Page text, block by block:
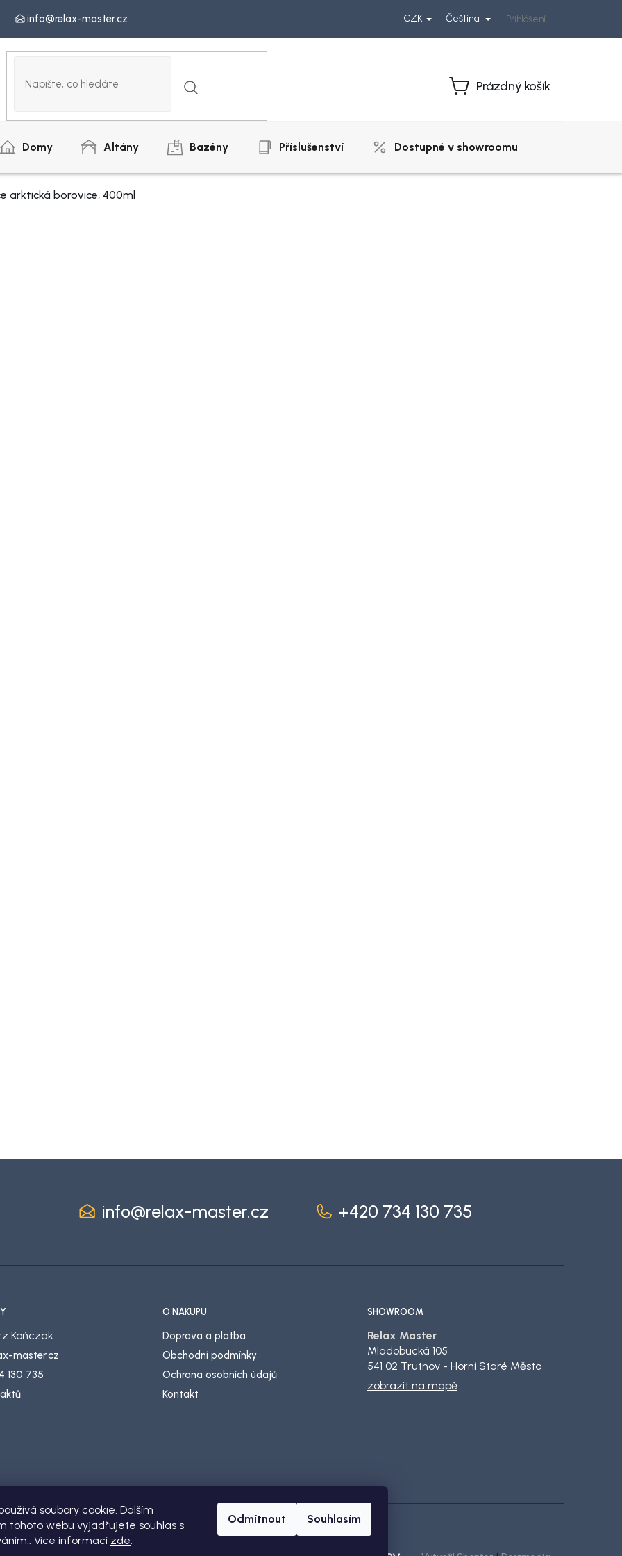
soubory cookie. Dalším
tohoto webu vyjadřujete souhlas s
Více informací zde.
Odmítnout Souhlasím
info@relax-master.cz CZK Čeština Přihlášení
Nákupní
Prázdný košík
Domy Altány Bazény Příslušenství Dostupné v showroomu
arktická borovice, 400ml
info@relax-master.cz +420 734 130 735
Kończak
master.cz
130 735
O NÁKUPU
Doprava a platba
Obchodní podmínky
Ochrana osobních údajů
Kontakt
SHOWROOM
Relax Master
Mladobucká 105
541 02 Trutnov - Horní Staré Město
zobrazit na mapě